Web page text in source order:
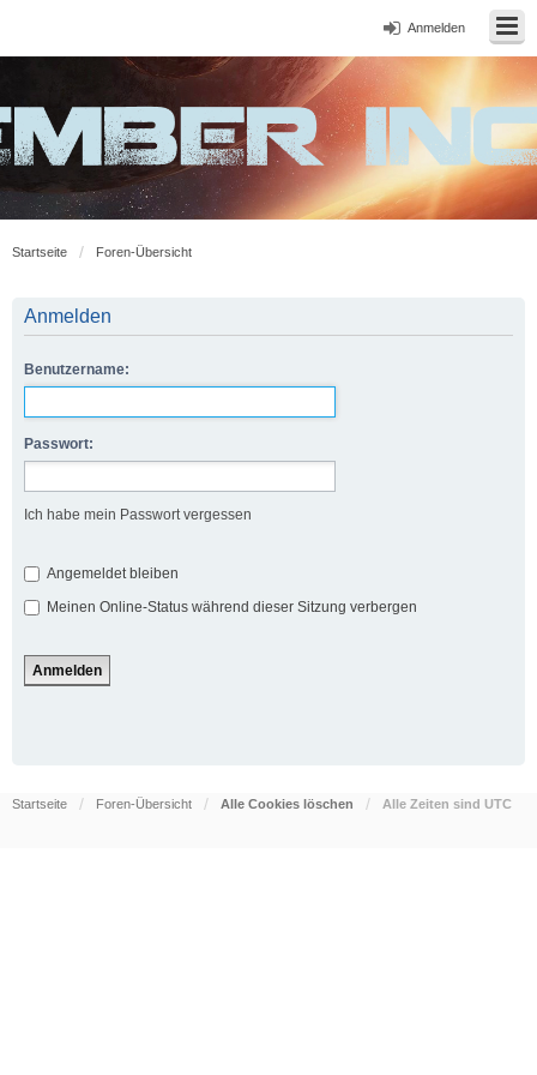
Anmelden
Startseite Foren-Übersicht
Anmelden
Benutzername:
Passwort:
Ich habe mein Passwort vergessen
Angemeldet bleiben
Meinen Online-Status während dieser Sitzung verbergen
Startseite Foren-Übersicht Alle Cookies löschen Alle Zeiten sind UTC